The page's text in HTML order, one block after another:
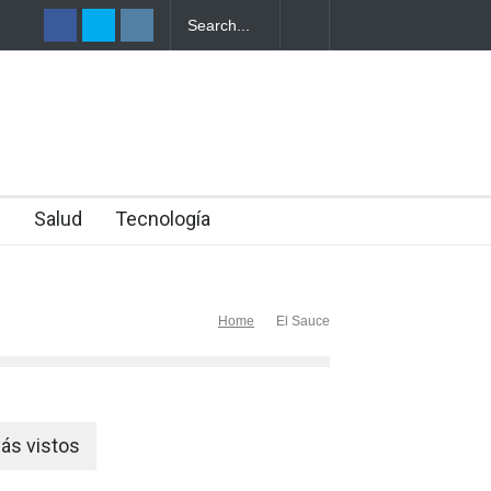
DE UNA
Salud Tecnología
Home El Sauce
vistos